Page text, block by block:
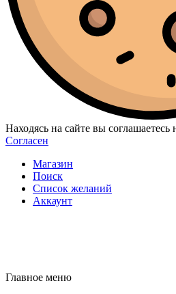
Находясь на сайте вы соглашаетесь
Согласен
Магазин
Поиск
Список желаний
Аккаунт
Главное меню